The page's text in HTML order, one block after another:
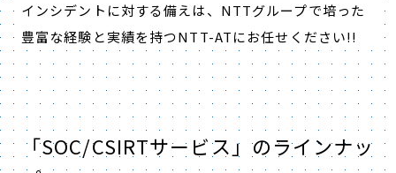
インシデントに対する備えは、NTTグループで培った
豊富な経験と実績を持つNTT-ATにお任せください!!
「SOC/CSIRTサービス」のラインナッ